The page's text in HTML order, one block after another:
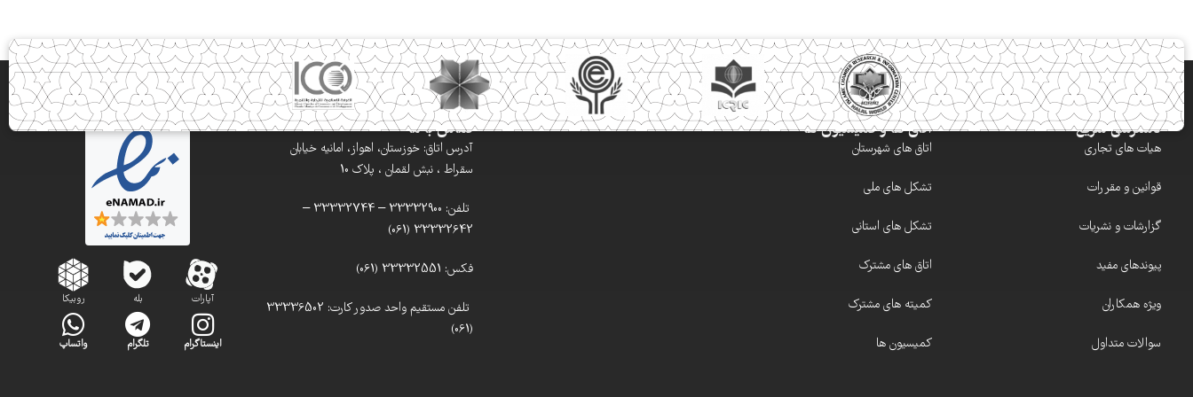
دسترسی سریع
هیات های تجاری
قوانین و مقررات
گزارشات و نشریات
پیوندهای مفید
ویژه همکاران
سوالات متداول
اتاق ها و کمیسیون ها
اتاق های شهرستان
تشکل های ملی
تشکل های استانی
اتاق های مشترک
کمیته های مشترک
کمیسیون ها
تماس با ما
آدرس اتاق: خوزستان، اهواز، امانیه خیابان
سقراط ، نبش لقمان ، پلاک 10
تلفن: 33332900 – 33332744 –
33332642 (061)
فکس: 33332551 (061)
تلفن مستقیم واحد صدور کارت: 33336502
(061)
آپارات بله روبیکا
اینستاگرام تلگرام واتساپ